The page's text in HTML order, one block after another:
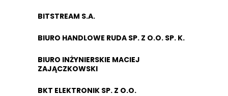
BITSTREAM S.A.
BIURO HANDLOWE RUDA SP. Z O.O. SP. K.
BIURO INŻYNIERSKIE MACIEJ
ZAJĄCZKOWSKI
BKT ELEKTRONIK SP. Z O.O.